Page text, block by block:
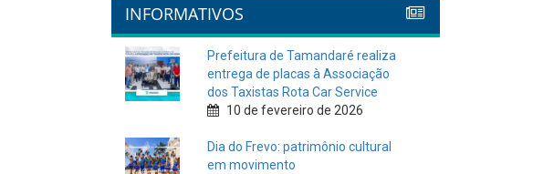
INFORMATIVOS
Prefeitura de Tamandaré realiza
entrega de placas à Associação
dos Taxistas Rota Car Service
10 de fevereiro de 2026
Dia do Frevo: patrimônio cultural
em movimento